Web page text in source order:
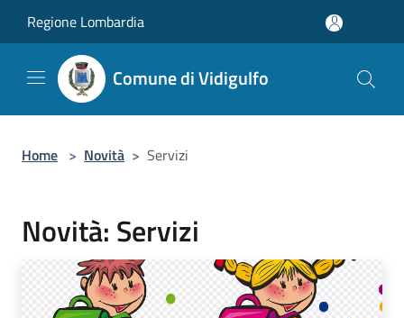
Regione Lombardia
Comune di Vidigulfo
Home > Novità > Servizi
Novità: Servizi